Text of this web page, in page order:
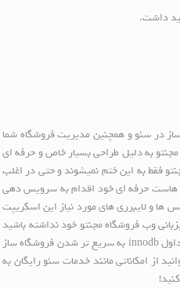
داشت.
در سئو و همچنین مدیریت فروشگاه شما
به دلیل طراحی بسیار خاص و حرفه ای
فقط به این ختم نمیشوند و حتی در اغلب
هاست حرفه ای خود اقدام به سرویس دهی
و لایبرری های مورد نیاز این اسکریپت
وب فروشگاه مجنتو خود نداشته باشید
.هاست مجنتو با پشتیبانی حرفه ای از innodb سبب بیشترین بازدهی ممکن در فروشگاه مجنتو شما خواهد شد . متخصصان هاستینگ ما با کانفیگ فوق حرفه ای MySQL و جداول innodb به سریع تر شدن فروشگاه ساز
از امکاناتی مانند خدمات سئو رایگان به